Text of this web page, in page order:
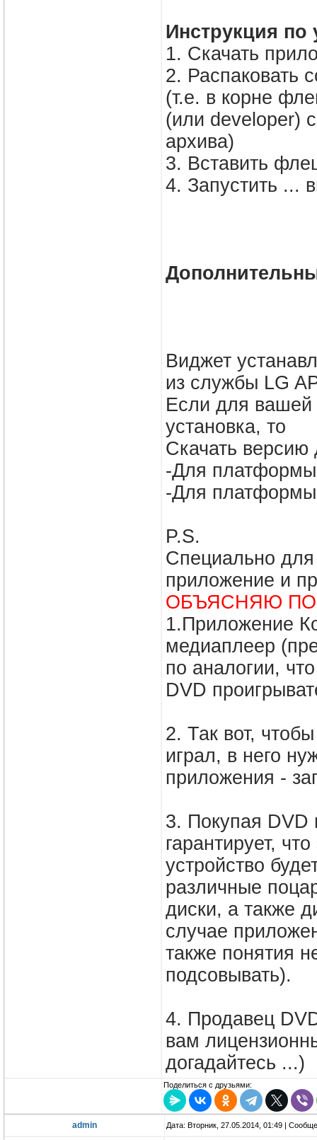
Инструкция по
1. Скачать
2. Распаковать
(т.е. в корне
(или developer)
архива)
3. Вставить
4. Запустить ...
Виджет
из службы LG
Если для вашей
установка, то
Скачать
-Для
-Для
P.S.
Специально для
приложение и
ОБЪЯСНЯЮ
1.Приложение
медиаплеер
по аналогии,
DVD
2. Так вот,
играл, в него
приложения -
3. Покупая DVD
гарантирует, что
устройство
различные
диски, а также
случае
также понятия
подсовывать).
4. Продавец
вам
догадайтесь ...)
Поделиться с друзьями:
admin Дата: Вторник, 27.05.2014, 01:49 |